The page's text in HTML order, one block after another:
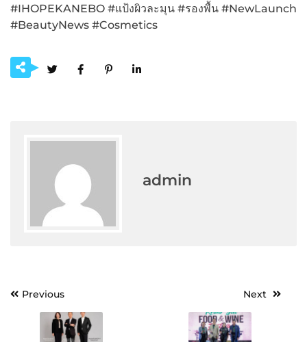
#IHOPEKANEBO #แป้งผิวละมุน #รองพื้น #NewLaunch
#BeautyNews #Cosmetics
admin
PostPrevious Next